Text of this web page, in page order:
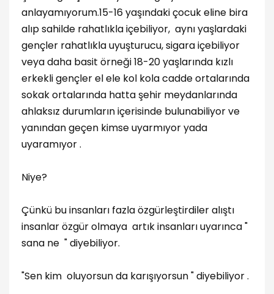
anlayamıyorum.15-16 yaşındaki çocuk eline bira
alıp sahilde rahatlıkla içebiliyor, aynı yaşlardaki
gençler rahatlıkla uyuşturucu, sigara içebiliyor
veya daha basit örneği 18-20 yaşlarında kızlı
erkekli gençler el ele kol kola cadde ortalarında
sokak ortalarında hatta şehir meydanlarında
ahlaksız durumların içerisinde bulunabiliyor ve
yanından geçen kimse uyarmıyor yada
uyaramıyor .
Niye?
Çünkü bu insanları fazla özgürleştirdiler alıştı
insanlar özgür olmaya artık insanları uyarınca "
sana ne " diyebiliyor.
"Sen kim oluyorsun da karışıyorsun " diyebiliyor .